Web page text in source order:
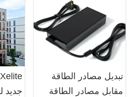
تبديل مصادر الطاقة
مقابل مصادر الطاقة
جديد